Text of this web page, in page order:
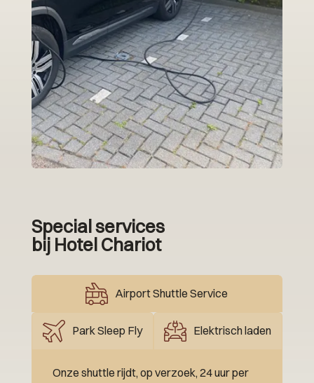
Special services
bij Hotel Chariot
Airport Shuttle Service
Park Sleep Fly Elektrisch laden
Onze shuttle rijdt, op verzoek, 24 uur per